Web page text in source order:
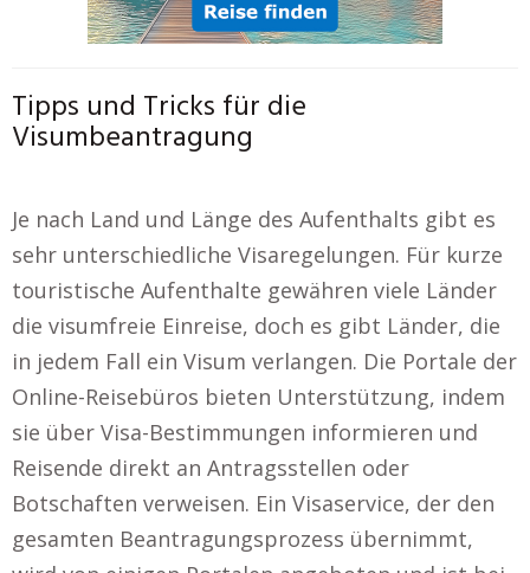
Tipps und Tricks für die
Visumbeantragung
Je nach Land und Länge des Aufenthalts gibt es
sehr unterschiedliche Visaregelungen. Für kurze
touristische Aufenthalte gewähren viele Länder
die visumfreie Einreise, doch es gibt Länder, die
in jedem Fall ein Visum verlangen. Die Portale der
Online-Reisebüros bieten Unterstützung, indem
sie über Visa-Bestimmungen informieren und
Reisende direkt an Antragsstellen oder
Botschaften verweisen. Ein Visaservice, der den
gesamten Beantragungsprozess übernimmt,